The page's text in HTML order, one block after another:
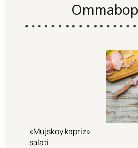
Ommabop
«Mujskoy kapriz»
salati